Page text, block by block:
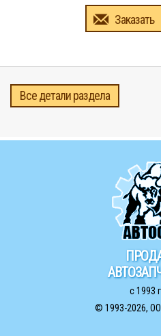
Заказать
Все детали раздела
с 1993
© 1993-2026,